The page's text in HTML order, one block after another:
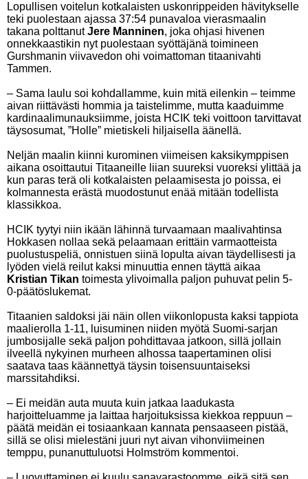
Lopullisen voitelun kotkalaisten uskonrippeiden hävitykselle
teki puolestaan ajassa 37:54 punavaloa vierasmaalin
takana polttanutJere Manninen, joka ohjasi hivenen
onnekkaastikin nyt puolestaan syöttäjänä toimineen
Gurshmanin viivavedon ohi voimattoman titaanivahti
Tammen.
– Sama laulu soi kohdallamme, kuin mitä eilenkin – teimme
aivan riittävästi hommia ja taistelimme, mutta kaaduimme
kardinaalimunauksiimme, joista HCIK teki voittoon tarvittavat
täysosumat, ”Holle” mietiskeli hiljaisella äänellä.
Neljän maalin kiinni kurominen viimeisen kaksikymppisen
aikana osoittautui Titaaneille liian suureksi vuoreksi ylittää ja
kun paras terä oli kotkalaisten pelaamisesta jo poissa, ei
kolmannesta erästä muodostunut enää mitään todellista
klassikkoa.
HCIK tyytyi niin ikään lähinnä turvaamaan maalivahtinsa
Hokkasen nollaa sekä pelaamaan erittäin varmaotteista
puolustuspeliä, onnistuen siinä lopulta aivan täydellisesti ja
lyöden vielä reilut kaksi minuuttia ennen täyttä aikaa
Kristian Tikan toimesta ylivoimalla paljon puhuvat pelin 5-
0-päätöslukemat.
Titaanien saldoksi jäi näin ollen viikonlopusta kaksi tappiota
maalierolla 1-11, luisuminen niiden myötä Suomi-sarjan
jumbosijalle sekä paljon pohdittavaa jatkoon, sillä jollain
ilveellä nykyinen murheen alhossa taapertaminen olisi
saatava taas käännettyä täysin toisensuuntaiseksi
marssitahdiksi.
– Ei meidän auta muuta kuin jatkaa laadukasta
harjoitteluamme ja laittaa harjoituksissa kiekkoa reppuun –
päätä meidän ei tosiaankaan kannata pensaaseen pistää,
sillä se olisi mielestäni juuri nyt aivan vihonviimeinen
temppu, punanuttuluotsi Holmström kommentoi.